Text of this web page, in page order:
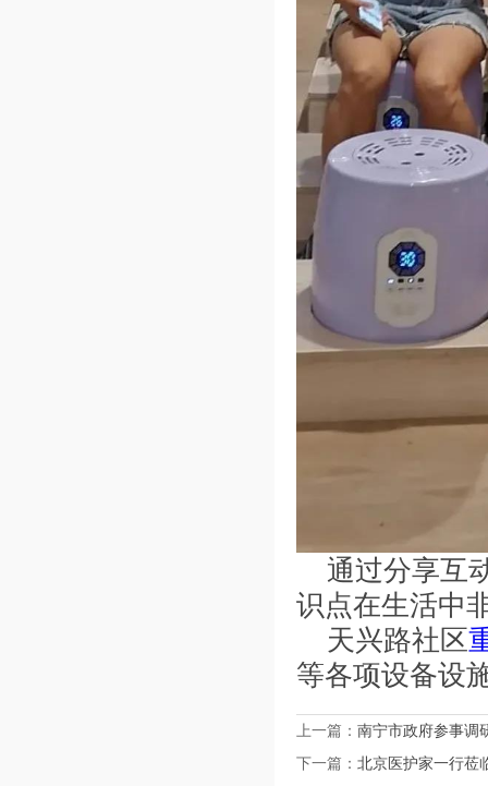
通过分享互
识点在生活中
天兴路社区
等各项设备设
上一篇： 南宁市政府参事调
下一篇： 北京医护家一行莅